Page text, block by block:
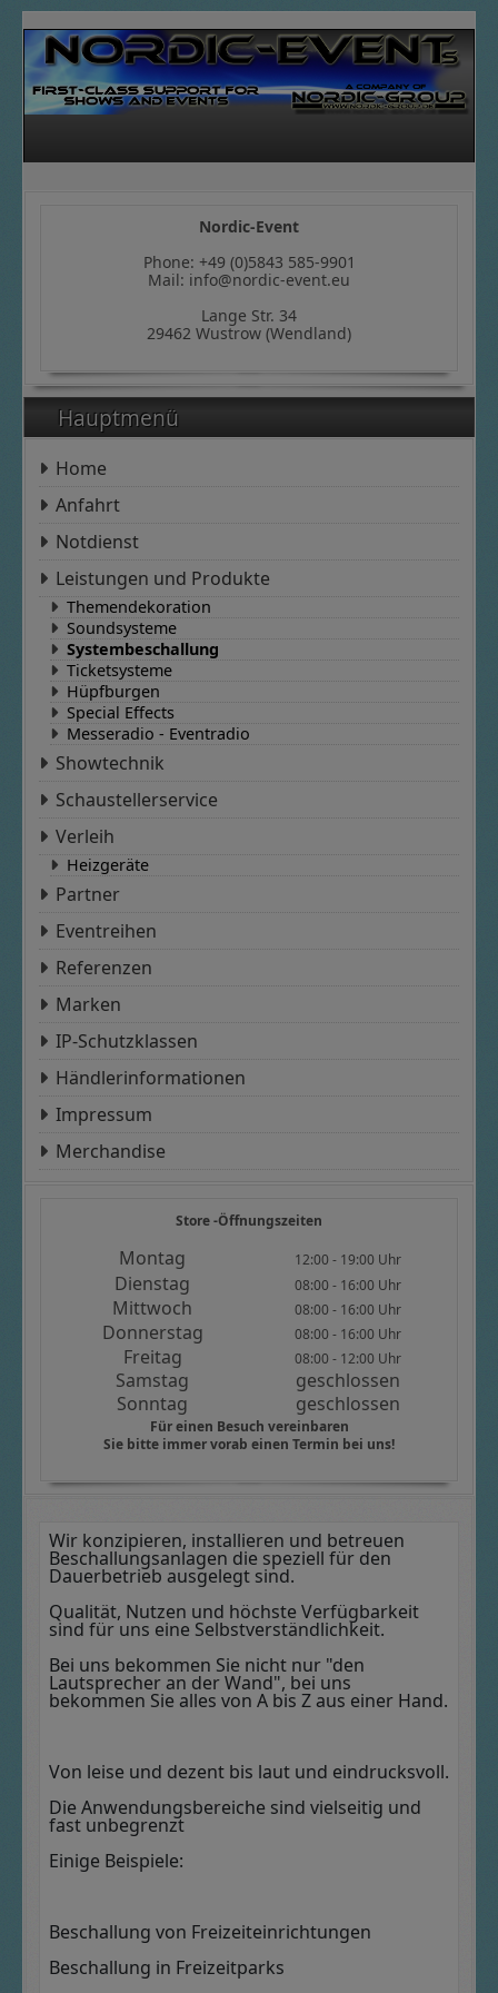
Nordic-Event
Phone: +49 (0)5843 585-9901
Mail: info@nordic-event.eu
Lange Str. 34
29462 Wustrow (Wendland)
Hauptmenü
Home
Anfahrt
Notdienst
Leistungen und Produkte
Themendekoration
Soundsysteme
Systembeschallung
Ticketsysteme
Hüpfburgen
Special Effects
Messeradio - Eventradio
Showtechnik
Schaustellerservice
Verleih
Heizgeräte
Partner
Eventreihen
Referenzen
Marken
IP-Schutzklassen
Händlerinformationen
Impressum
Merchandise
Store -Öffnungszeiten
Montag 12:00 - 19:00 Uhr
Dienstag 08:00 - 16:00 Uhr
Mittwoch 08:00 - 16:00 Uhr
Donnerstag 08:00 - 16:00 Uhr
Freitag 08:00 - 12:00 Uhr
Samstag
geschlossen
Sonntag
geschlossen
Für einen Besuch vereinbaren
Sie bitte immer vorab einen Termin bei uns!
Wir konzipieren, installieren und betreuen
Beschallungsanlagen die speziell für den
Dauerbetrieb ausgelegt sind.
Qualität, Nutzen und höchste Verfügbarkeit
sind für uns eine Selbstverständlichkeit.
Bei uns bekommen Sie nicht nur "den
Lautsprecher an der Wand", bei uns
bekommen Sie alles von A bis Z aus einer Hand.
Von leise und dezent bis laut und eindrucksvoll.
Die Anwendungsbereiche sind vielseitig und
fast unbegrenzt
Einige Beispiele:
Beschallung von Freizeiteinrichtungen
Beschallung in Freizeitparks